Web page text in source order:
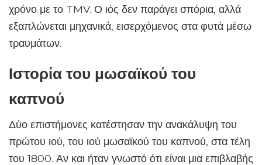
χρόνο με το TMV. Ο ιός δεν παράγει σπόρια, αλλά
εξαπλώνεται μηχανικά, εισερχόμενος στα φυτά μέσω
τραυμάτων.
Ιστορία του μωσαϊκού του
καπνού
Δύο επιστήμονες κατέστησαν την ανακάλυψη του
πρώτου ιού, του ιού μωσαϊκού του καπνού, στα τέλη
του 1800. Αν και ήταν γνωστό ότι είναι μια επιβλαβής